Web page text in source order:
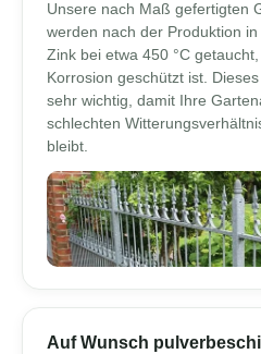
Unsere nach Maß gefertigten
werden nach der Produktion
Zink bei etwa 450 °C
Korrosion geschützt ist.
sehr wichtig, damit Ihre
schlechten
bleibt.
Auf Wunsch